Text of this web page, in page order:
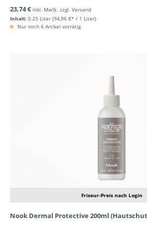
Inhalt: 0.25 Liter (94,96 €* / 1 Liter)
23,74 € inkl. MwSt. zzgl. Versand
Nur noch 6 Artikel vorrätig
Friseur-Preis nach Login
Nook Dermal Protective 200ml